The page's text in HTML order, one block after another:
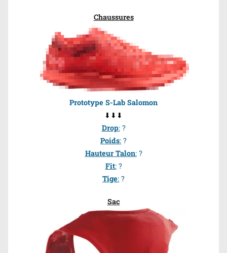
Chaussures
Prototype S-Lab Salomon
⬇⬇⬇
Drop:?
Poids: ?
Hauteur Talon:?
Fit:?
Tige: ?
Sac